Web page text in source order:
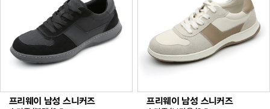
프리웨이 남성 스니커즈 프리웨이 남성 스니커즈